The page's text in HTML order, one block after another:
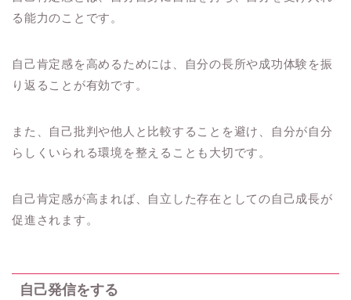
る能力のことです。
自己肯定感を高めるためには、自分の長所や成功体験を振
り返ることが有効です。
また、自己批判や他人と比較することを避け、自分が自分
らしくいられる環境を整えることも大切です。
自己肯定感が高まれば、自立した存在としての自己成長が
促進されます。
自己発信をする